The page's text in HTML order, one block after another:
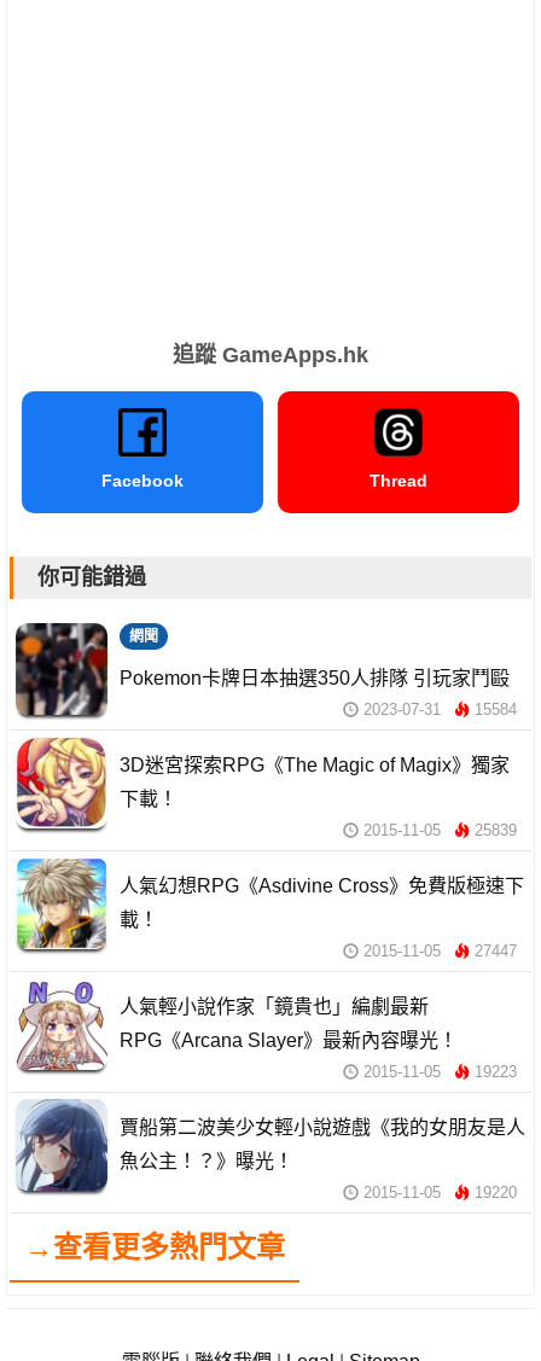
追蹤 GameApps.hk
Facebook Thread
你可能錯過
網聞
Pokemon卡牌日本抽選350人排隊 引玩家鬥毆
2023-07-31 15584
3D迷宮探索RPG《The Magic of Magix》獨家
下載！
2015-11-05 25839
人氣幻想RPG《Asdivine Cross》免費版極速下
載！
2015-11-05 27447
人氣輕小說作家「鏡貴也」編劇最新
RPG《Arcana Slayer》最新內容曝光！
2015-11-05 19223
賈船第二波美少女輕小說遊戲《我的女朋友是人
魚公主！？》曝光！
2015-11-05 19220
→查看更多熱門文章